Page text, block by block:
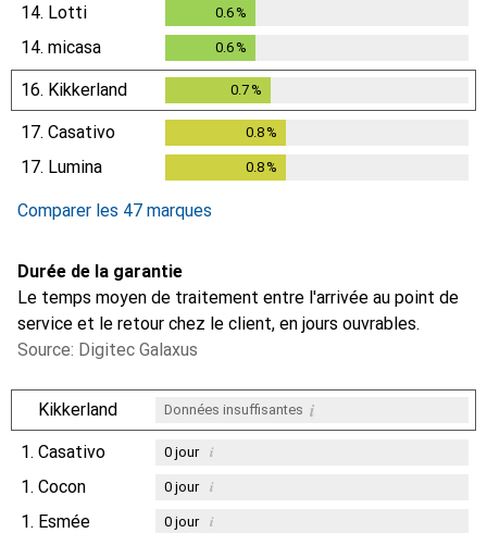
14. Lotti 0.6 %
14. micasa 0.6 %
16. Kikkerland 0.7 %
17. Casativo 0.8 %
17. Lumina 0.8 %
Comparer les 47 marques
Durée de la garantie
Le temps moyen de traitement entre l'arrivée au point de
service et le retour chez le client, en jours ouvrables.
Source: Digitec Galaxus
Kikkerland Données insuffisantes i
1. Casativo 0jour i
1. Cocon 0jour i
1. Esmée 0jour i